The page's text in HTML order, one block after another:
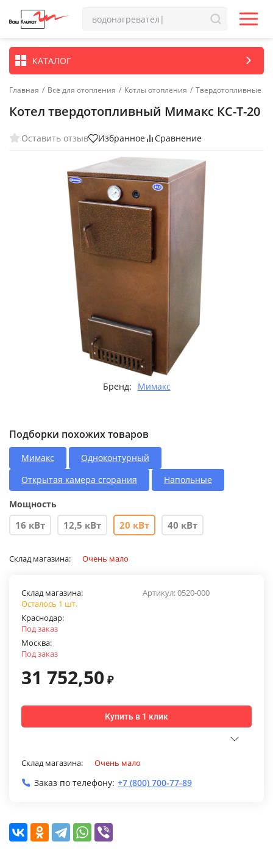
КАТАЛОГ
Главная / Всё для отопления / Котлы отопления / Твердотопливные
Котел твердотопливный Мимакс КС-Т-20
Оставить отзыв Избранное Сравнение
Бренд: Мимакс
Подборки похожих товаров
Мимакс
Одноконтурный
Открытая камера сгорания
Напольные
Мощность
16 кВт 12,5 кВт 20 кВт 40 кВт
Склад магазина: Очень мало
Артикул:0520-000
Склад магазина:
Осталось 1 шт.
Краснодар:
Под заказ
Москва:
Под заказ
31 752,50 ₽
Купить в 1 клик
Склад магазина: Очень мало
Заказ по телефону: +7 (800) 700-77-89